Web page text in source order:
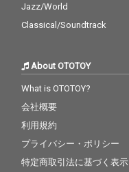
Jazz/World
Classical/Soundtrack
About OTOTOY
What is OTOTOY?
会社概要
利用規約
プライバシー・ポリシー
特定商取引法に基づく表示